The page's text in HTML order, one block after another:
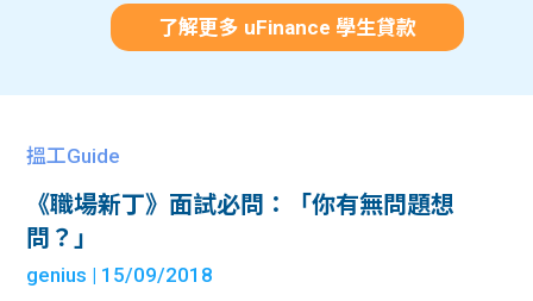
了解更多 uFinance 學生貸款
搵工Guide
《職場新丁》面試必問：「你有無問題想
問？」
genius | 15/09/2018